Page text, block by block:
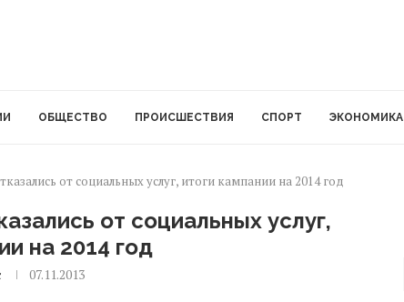
ОБЩЕСТВО ПРОИСШЕСТВИЯ СПОРТ ЭКОНОМИКА
от социальных услуг, итоги кампании на 2014 год
от социальных услуг,
на 2014 год
07.11.2013